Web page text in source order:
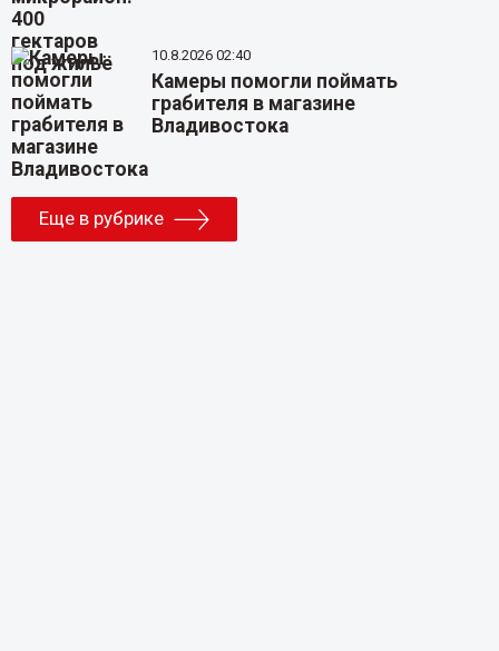
10.8.2026 02:40
Камеры помогли поймать
грабителя в магазине
Владивостока
Еще в рубрике